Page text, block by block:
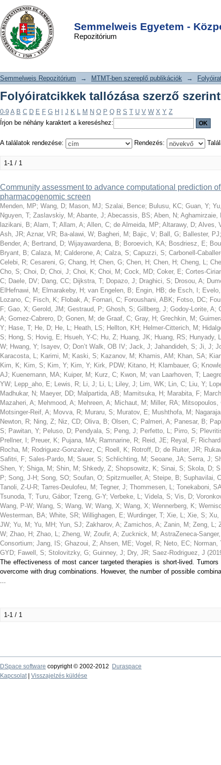
Semmelweis Egyetem -
Repozitórium
Folyóiratcikkek tallózása szerző
szerint "Daele, DV"
DSpace/Manakin Repository
Semmelweis Repozitórium → MTMT-ben szereplő publikációk →
Folyóiratcikkek tallózása szerző
0-9 A B C D E F G H J K L M N O P Q R S T U V W X Y Z
Írjon be néhány karaktert a kereséshez:
A találatok rendezése: Rendezés:
1-1 / 1
Community assessment to advance computational prediction
pharmacogenomic screen
Menden, MP; Wang, D; Mason, MJ; Szalai, Bence; Bulusu, KC; Guan, Y;
Nguyen, T; Zaslavskiy, M ; Abante, J; Abecassis, BS; Aben, N; Aghamirzaie,
lazikani, B; Alam, T; Allam, A; Allen, C; de Almeida, MP; Altarawy, D; Alves,
Ash, JR; Aznar, VR; Ba-alawi, W; Bagheri, M ; Bajic, V; Ball, G; Ballester, PJ
Bender, A; Bertrand, D; Wijayawardena, B; Boroevich, KA; Bosdriesz, E;
Bryant, B; Calaza, M ; Calderone, A; Calza, S; Capuzzi, S; Carbonell-
Celebi, R; Cesareni, G; Chang, H ; Chen, G; Chen, H ; Chen, H ; Cheng, L;
Cho, S; Choi, D; Choi, J; Choi, K; Choi, M ; Cock, MD; Coker, E; Cortes-
C; Daele, DV; Dang, CC; Dijkstra, T; Dopazo, J; Draghici, S; Drosou, A;
ElHefnawi, M ; Elmarakeby, H ; van Engelen, B; Engin, HB; de Esch, I ;
Lozano, C; Fisch, K; Flobak, A; Fornari, C; Foroushani, ABK; Fotso, DC;
F; Gao, X; Gerold, JM ; Gestraud, P; Ghosh, S; Gillberg, J; Godoy-Lorite, A;
A; Gomez-Cabrero, D; Gonen, M ; de Graaf, C; Gray, H ; Grechkin, M ;
Y; Hase, T; He, D; He, L; Heath, LS; Hellton, KH ; Helmer-Citterich, M ;
S; Hong, S; Hovig, E; Hsueh, Y-C; Hu, Z; Huang, JK; Huang, RS; Hunyady,
W; Hwang, Y; Isayev, O; Don’t Walk, OB IV; Jack, J; Jahandideh, S; Ji, J;
Karacosta, L; Karimi, M ; Kaski, S; Kazanov, M ; Khamis, AM ; Khan, SA;
Kim, K; Kim, S; Kim, Y; Kim, Y; Kirk, PDW; Kitano, H ; Klambauer, G;
AJ; Kuenemann, MA; Kuiper, M ; Kurz, C; Kwon, M ; van Laarhoven, T;
YW; Lepp_aho, E; Lewis, R; Li, J; Li, L; Liley, J; Lim, WK; Lin, C; Liu, Y;
Madhukar, N; Maeyer, DD; Malpartida, AB; Mamitsuka, H ; Marabita, F;
Mazaheri, A; Mehmood, A; Mehreen, A; Michaut, M ; Miller, RA; Mitsopoulos,
Motsinger-Reif, A; Movva, R; Muraru, S; Muratov, E; Mushthofa, M ;
Newton, R; Ning, Z; Niz, CD; Oliva, B; Olsen, C; Palmeri, A; Panesar, B;
S; Pawitan, Y; Peluso, D; Pendyala, S; Peng, J; Perfetto, L; Pirro, S;
Prellner, I ; Preuer, K; Pujana, MA; Ramnarine, R; Reid, JE; Reyal, F;
Rocha, M ; Rodriguez-Gonzalvez, C; Roell, K; Rotroff, D; de Ruiter, JR;
Safitri, F; Sales-Pardo, M ; Sauer, S; Schlichting, M ; Seoane, JA; Serra, J;
Shen, Y; Shiga, M ; Shin, M ; Shkedy, Z; Shopsowitz, K; Sinai, S; Skola, D;
P; Song, J-H ; Song, SO; Soufan, O; Spitzmueller, A; Steipe, B; Suphavilai, C
Tanoli, Z-U-R; Tarres-Deulofeu, M ; Tegner, J; Thommesen, L; Tonekaboni,
Tsunoda, T; Turu, Gábor; Tzeng, G-Y; Verbeke, L; Videla, S; Vis, D;
Wang, P-W; Wang, S; Wang, W; Wang, X; Wang, X; Wennerberg, K;
Westerman, BA; White, SR; Willighagen, E; Wurdinger, T; Xie, L; Xie, S; Xu,
JW; Yu, M ; Yu, MH ; Yun, SJ; Zakharov, A; Zamichos, A; Zanin, M ; Zeng, L;
W; Zhao, H ; Zhao, L; Zheng, W; Zoufir, A; Zucknick, M ; AstraZeneca-
Consortium; Jang, IS; Ghazoui, Z; Ahsen, ME; Vogel, R; Neto, EC; Norman,
GYD; Fawell, S; Stolovitzky, G; Guinney, J; Dry, JR; Saez-Rodriguez, J (
The effectiveness of most cancer targeted therapies is short-lived.
overcome with drug combinations. However, the number of possible
...
1-1 / 1
DSpace software copyright © 2002-2012
Duraspace
Kapcsolat| Visszajelzés küldése